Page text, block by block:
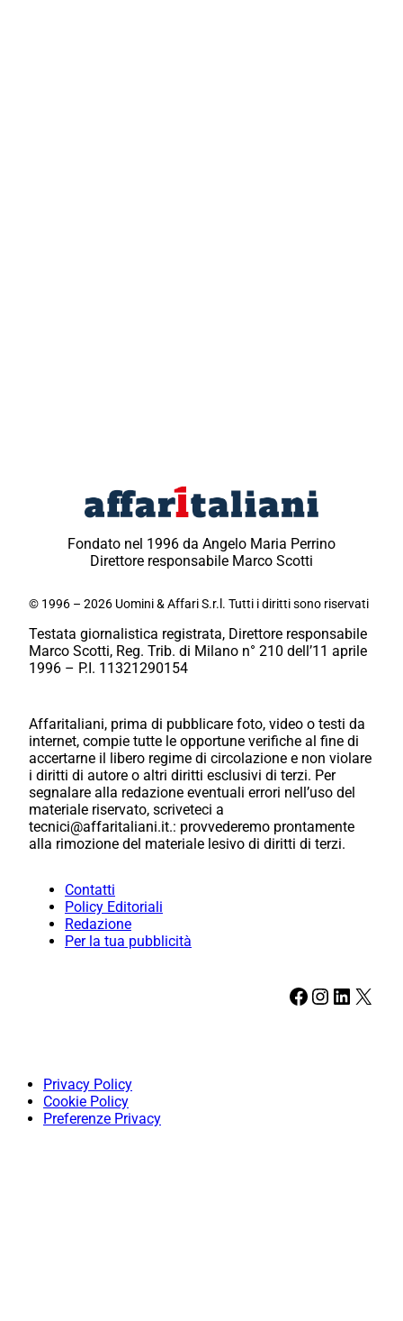
Fondato nel 1996 da Angelo Maria Perrino
Direttore responsabile Marco Scotti
© 1996 – 2026 Uomini & Affari S.r.l. Tutti i diritti sono riservati
Testata giornalistica registrata, Direttore responsabile
Marco Scotti, Reg. Trib. di Milano n° 210 dell’11 aprile
1996 – P.I. 11321290154
Affaritaliani, prima di pubblicare foto, video o testi da
internet, compie tutte le opportune verifiche al fine di
accertarne il libero regime di circolazione e non violare
i diritti di autore o altri diritti esclusivi di terzi. Per
segnalare alla redazione eventuali errori nell’uso del
materiale riservato, scriveteci a
tecnici@affaritaliani.it.: provvederemo prontamente
alla rimozione del materiale lesivo di diritti di terzi.
Contatti
Policy Editoriali
Redazione
Per la tua pubblicità
Facebook Instagram LinkedIn X
Privacy Policy
Cookie Policy
Preferenze Privacy